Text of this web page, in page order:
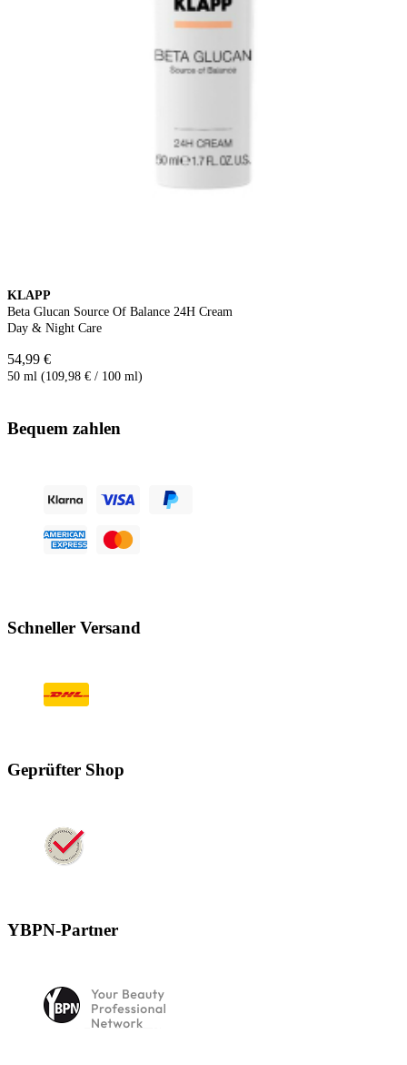
KLAPP
Beta Glucan Source Of Balance 24H Cream
Day & Night Care
54,99 €
50 ml (109,98 € / 100 ml)
Bequem zahlen
Schneller Versand
Geprüfter Shop
YBPN-Partner